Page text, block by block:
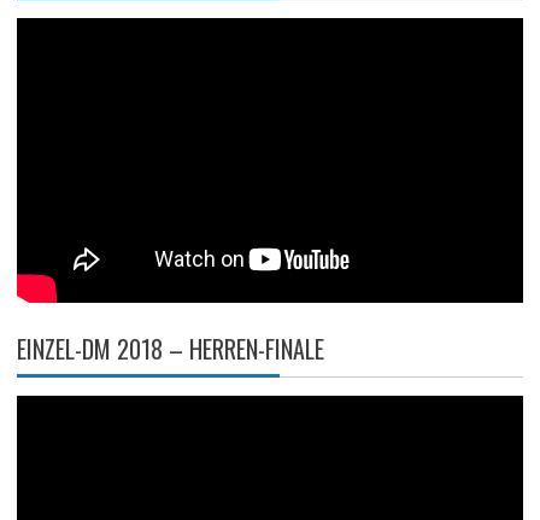
EINZEL-DM 2018 – HERREN-FINALE